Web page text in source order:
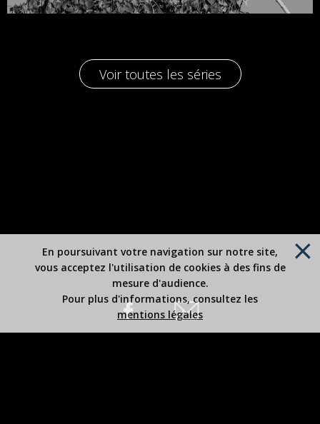
Voir toutes les séries
En poursuivant votre navigation sur notre site,
vous acceptez l'utilisation de cookies à des fins de
mesure d'audience.
Pour plus d'informations, consultez les
mentions légales